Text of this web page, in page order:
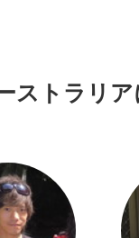
ストラリ